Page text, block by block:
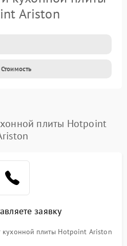
Ariston
Стоимость
плиты Hotpoint
заявку
кухонной плиты Hotpoint Ariston